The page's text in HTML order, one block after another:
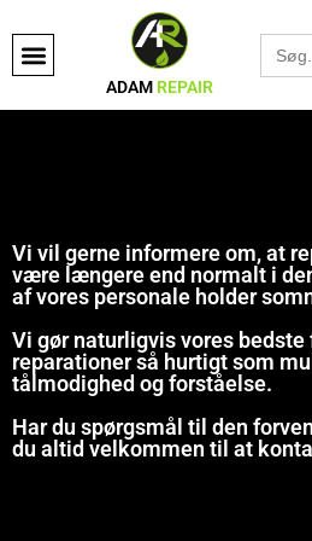
ADAM REPAIR
for:
Vi vil gerne informere om, at
være længere end normalt i
af vores personale holder
Vi gør naturligvis vores
reparationer så hurtigt som
tålmodighed og forståelse.
Har du spørgsmål til den
du altid velkommen til at